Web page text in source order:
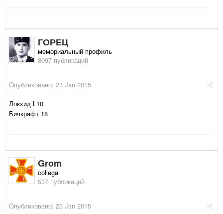
ГОРЕЦ
мемориальный профиль
8097 публикаций
Опубликовано: 23 Jan 2015
Локхид L10
Бичкрафт 18
Grom
collega
537 публикаций
Опубликовано: 23 Jan 2015